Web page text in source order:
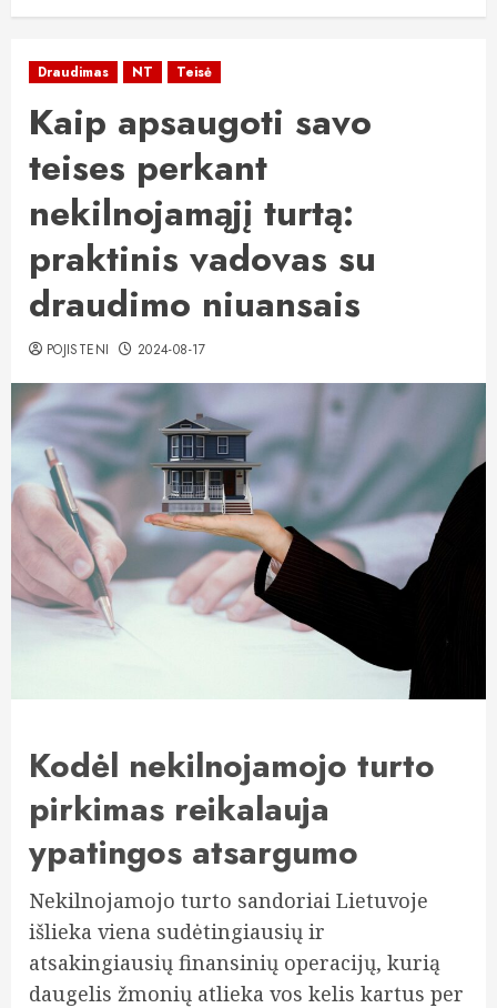
Draudimas NT Teisė
Kaip apsaugoti savo
teises perkant
nekilnojamąjį turtą:
praktinis vadovas su
draudimo niuansais
POJISTENI 2024-08-17
Kodėl nekilnojamojo turto
pirkimas reikalauja
ypatingos atsargumo
Nekilnojamojo turto sandoriai Lietuvoje
išlieka viena sudėtingiausių ir
atsakingiausių finansinių operacijų, kurią
daugelis žmonių atlieka vos kelis kartus per